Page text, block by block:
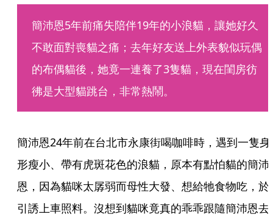
簡沛恩5年前痛失陪伴19年的小浪貓，讓她好久
不敢面對喪貓之痛；去年好友送上外表貌似玩偶
的布偶貓後，她竟一連養了3隻貓，現在閨房彷
彿是大型貓跳台，非常熱鬧。
簡沛恩24年前在台北市永康街喝咖啡時，遇到一隻身
形瘦小、帶有虎斑花色的浪貓，原本有點怕貓的簡沛
恩，因為貓咪太孱弱而母性大發、想給牠食物吃，於
引誘上車照料。沒想到貓咪竟真的乖乖跟隨簡沛恩去